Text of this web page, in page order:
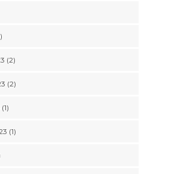
(2)
(2)
(1)
(1)